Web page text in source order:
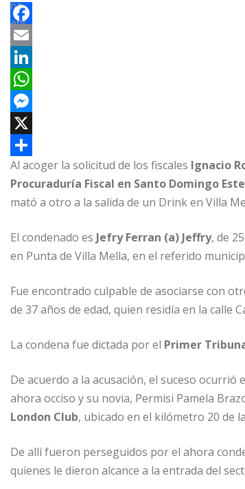
F
a
c
e
b
o
o
k
E
m
a
L
n
k
e
d
I
n
W
h
a
t
s
A
p
p
M
e
s
s
e
n
g
r
X
C
o
m
p
a
t
r
Al acoger la solicitud de los fiscales Ignacio
Procuraduría Fiscal en Santo Domingo
mató a otro a la salida de un Drink en Villa
El condenado es Jefry Ferran (a) Jeffry, de
en Punta de Villa Mella, en el referido
Fue encontrado culpable de asociarse con
de 37 años de edad, quien residía en la calle
La condena fue dictada por el Primer
De acuerdo a la acusación, el suceso ocurrió
ahora occiso y su novia, Permisi Pamela
London Club, ubicado en el kilómetro 20 de
De allí fueron perseguidos por el ahora
quienes le dieron alcance a la entrada del